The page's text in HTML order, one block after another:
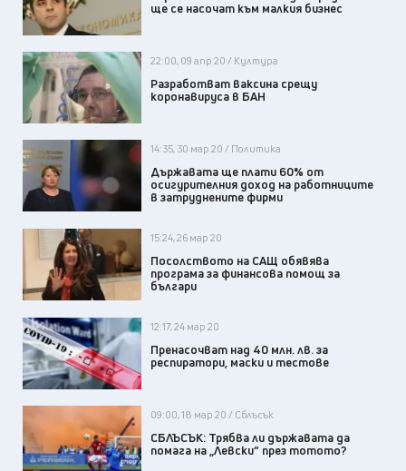
ще се насочат към малкия бизнес
22:00, 09 апр 20 / Култура
Разработват ваксина срещу
коронавируса в БАН
14:35, 30 мар 20 / Политика
Държавата ще плати 60% от
осигурителния доход на работниците
в затруднените фирми
15:24, 26 мар 20
Посолството на САЩ обявява
програма за финансова помощ за
българи
12:17, 24 мар 20
Пренасочват над 40 млн. лв. за
респиратори, маски и тестове
09:00, 18 мар 20 / Сблъсък
СБЛЪСЪК: Трябва ли държавата да
помага на „Левски“ през тотото?